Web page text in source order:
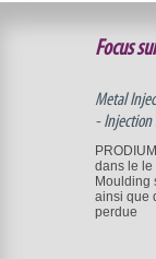
Focus
Metal
-
dans le le
Moulding
ainsi que
perdue